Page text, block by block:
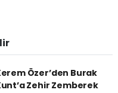
Özer’den Burak
Zehir Zemberek